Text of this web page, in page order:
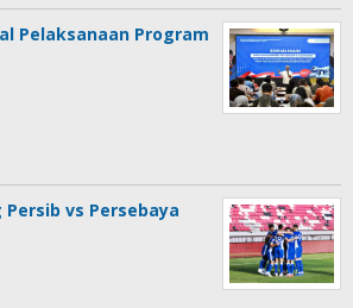
Pelaksanaan Program
vs Persebaya